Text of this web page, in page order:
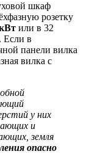
шкаф
розетку
или в 32
. Если в
панели вилка
вилка с
у них
и
земля
опасно